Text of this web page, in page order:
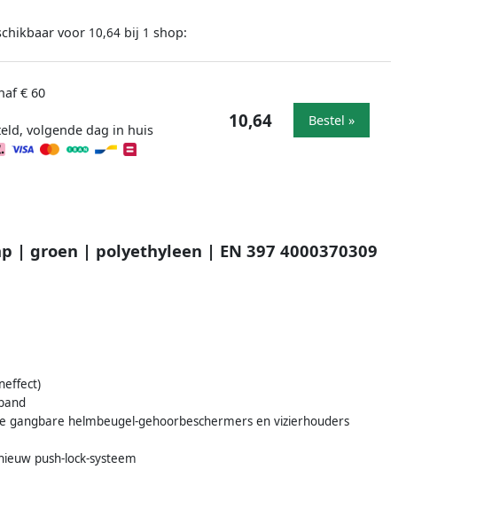
voor 10,64 bij 1 shop:
€ 60
volgende dag in huis
10,64 Bestel »
| groen | polyethyleen | EN 397 4000370309
gangbare helmbeugel-gehoorbeschermers en vizierhouders
push-lock-systeem